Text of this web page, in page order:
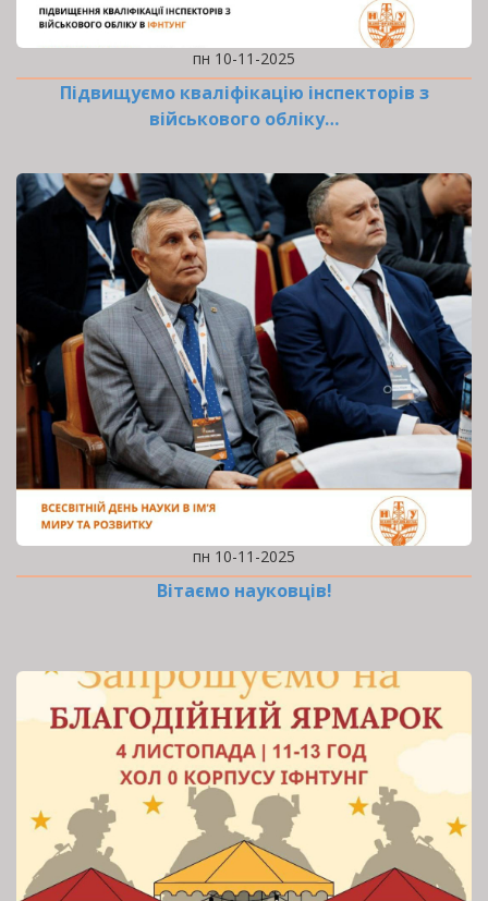
пн 10-11-2025
Підвищуємо кваліфікацію інспекторів з
військового обліку…
пн 10-11-2025
Вітаємо науковців!